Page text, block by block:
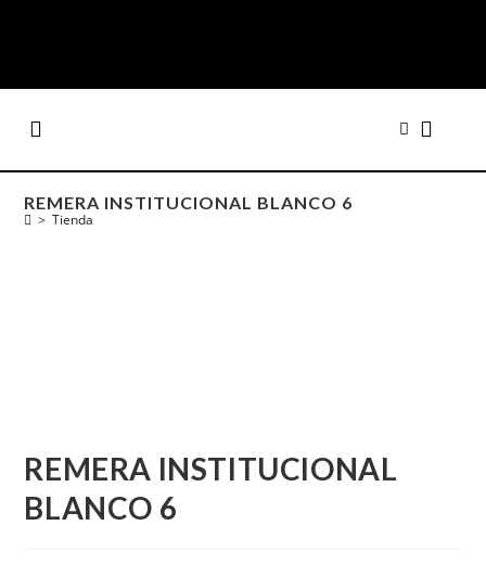
REMERA INSTITUCIONAL BLANCO 6
> Tienda
REMERA INSTITUCIONAL
BLANCO 6